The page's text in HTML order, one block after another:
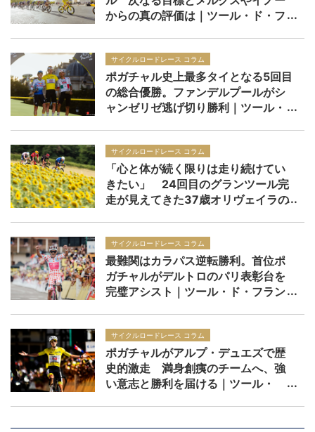
からの真の評価は｜ツール・ド・フ
サイクルロードレース コラム
ポガチャル史上最多タイとなる5回目
の総合優勝。ファンデルプールがシ
ャンゼリゼ逃げ切り勝利｜ツール・
サイクルロードレース コラム
「心と体が続く限りは走り続けてい
きたい」 24回目のグランツール完
走が見えてきた37歳オリヴェイラの
サイクルロードレース コラム
最難関はカラパス逆転勝利。首位ポ
ガチャルがデルトロのパリ表彰台を
完璧アシスト｜ツール・ド・フラン
サイクルロードレース コラム
ポガチャルがアルプ・デュエズで歴
史的激走 満身創痍のチームへ、強
い意志と勝利を届ける｜ツール・